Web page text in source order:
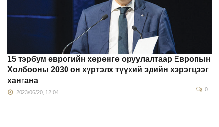
15 тэрбум еврогийн хөрөнгө оруулалтаар Европын
Холбооны 2030 он хүртэлх түүхий эдийн хэрэгцээг
хангана
2023/06/20, 12:04 0